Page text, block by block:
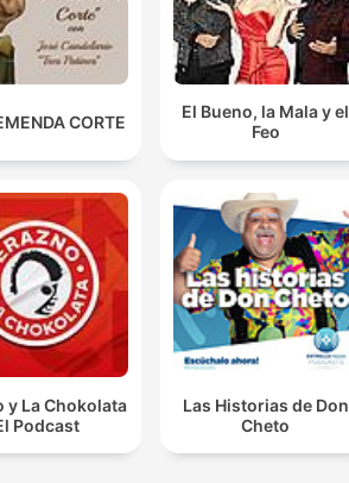
CORTE
El Bueno, la Mala y el
Feo
y La Chokolata
Podcast
Las Historias de Don
Cheto